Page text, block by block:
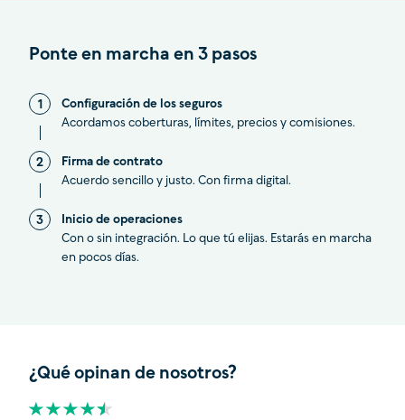
Ponte en marcha en 3 pasos
1
Configuración de los seguros
Acordamos coberturas, límites, precios y comisiones.
2
Firma de contrato
Acuerdo sencillo y justo. Con firma digital.
3
Inicio de operaciones
Con o sin integración. Lo que tú elijas. Estarás en marcha
en pocos días.
¿Qué opinan de nosotros?